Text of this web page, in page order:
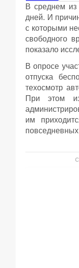
В среднем из
дней. И
с которыми
свободного
показало
В опросе
отпуска
техосмотр
При этом
им